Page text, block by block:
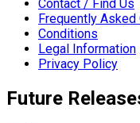
Contact / Find Us
Frequently
Conditions
Legal Information
Privacy Policy
Future